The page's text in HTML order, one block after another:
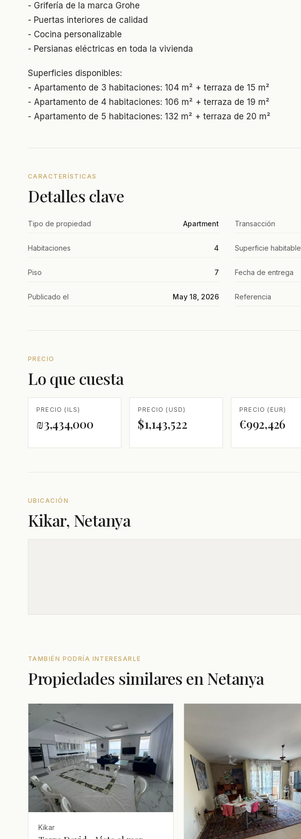
- Grifería de la marca Grohe
- Puertas interiores de calidad
- Cocina personalizable
- Persianas eléctricas en toda la vivienda
Superficies disponibles:
- Apartamento de 3 habitaciones: 104 m² + terraza de 15 m²
- Apartamento de 4 habitaciones: 106 m² + terraza de 19 m²
- Apartamento de 5 habitaciones: 132 m² + terraza de 20 m²
CARACTERÍSTICAS
Detalles clave
Tipo de propiedad Apartment Transacción
Habitaciones 4 Superficie habitable
Piso 7 Fecha de entrega
Publicado el May 18, 2026 Referencia
PRECIO
Lo que cuesta
PRECIO (ILS)
₪3,434,000
PRECIO (USD)
$1,143,522
PRECIO (EUR)
€992,426
UBICACIÓN
Kikar, Netanya
TAMBIÉN PODRÍA INTERESARLE
Propiedades similares en Netanya
Kikar